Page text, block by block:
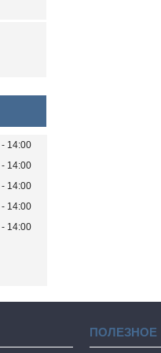
14:00
14:00
14:00
14:00
14:00
ПОЛЕЗНОЕ